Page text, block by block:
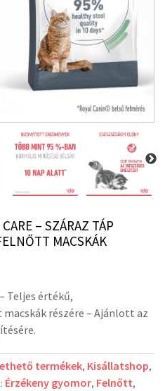
– SZÁRAZ TÁP
MACSKÁK
Teljes értékű,
részére – Ajánlott az
termékek, Kisállatshop,
Érzékeny gyomor, Felnőtt,